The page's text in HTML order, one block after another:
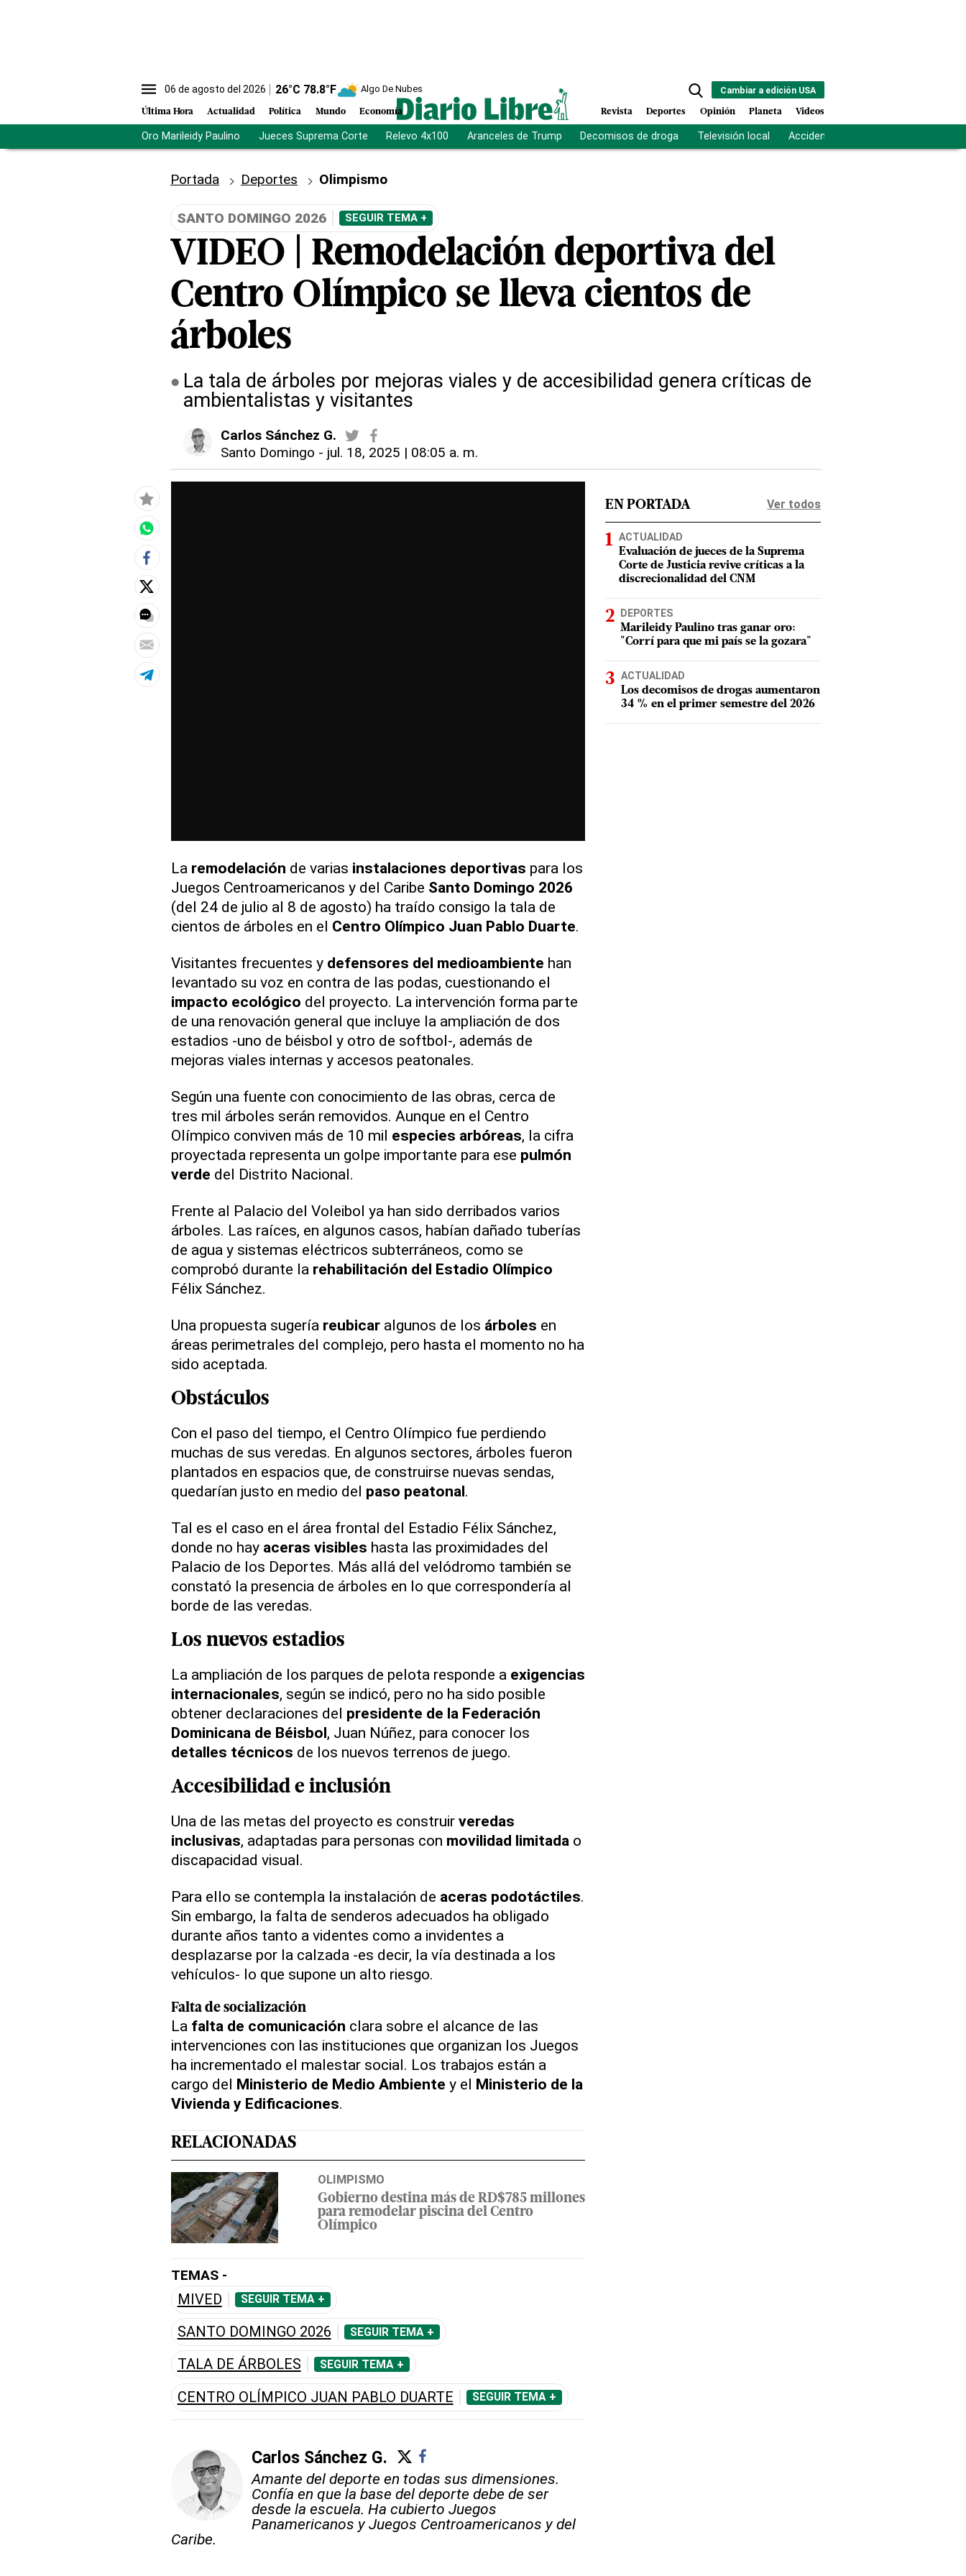
06 de agosto del 2026 26°C 78.8°F Algo De Nubes
Última Hora Actualidad Política Mundo Economía
Cambiar a edición USA
Revista Deportes Opinión Planeta Videos
Oro Marileidy Paulino Jueces Suprema Corte Relevo 4x100 Aranceles de Trump Decomisos de droga Televisión local Accidente Los Ríos
Portada Deportes Olimpismo
SANTO DOMINGO 2026 SEGUIR TEMA +
VIDEO | Remodelación deportiva del
Centro Olímpico se lleva cientos de
árboles
La tala de árboles por mejoras viales y de accesibilidad genera críticas de
ambientalistas y visitantes
Carlos Sánchez G.
Santo Domingo - jul. 18, 2025 | 08:05 a. m.
La remodelación de varias instalaciones deportivas para los
Juegos Centroamericanos y del Caribe Santo Domingo 2026
(del 24 de julio al 8 de agosto) ha traído consigo la tala de
cientos de árboles en el Centro Olímpico Juan Pablo Duarte.
Visitantes frecuentes y defensores del medioambiente han
levantado su voz en contra de las podas, cuestionando el
impacto ecológico del proyecto. La intervención forma parte
de una renovación general que incluye la ampliación de dos
estadios -uno de béisbol y otro de softbol-, además de
mejoras viales internas y accesos peatonales.
Según una fuente con conocimiento de las obras, cerca de
tres mil árboles serán removidos. Aunque en el Centro
Olímpico conviven más de 10 mil especies arbóreas, la cifra
proyectada representa un golpe importante para ese pulmón
verde del Distrito Nacional.
Frente al Palacio del Voleibol ya han sido derribados varios
árboles. Las raíces, en algunos casos, habían dañado tuberías
de agua y sistemas eléctricos subterráneos, como se
comprobó durante la rehabilitación del Estadio Olímpico
Félix Sánchez.
Una propuesta sugería reubicaralgunos de los árboles en
áreas perimetrales del complejo, pero hasta el momento no ha
sido aceptada.
Obstáculos
Con el paso del tiempo, el Centro Olímpico fue perdiendo
muchas de sus veredas. En algunos sectores, árboles fueron
plantados en espacios que, de construirse nuevas sendas,
quedarían justo en medio del paso peatonal.
Tal es el caso en el área frontal del Estadio Félix Sánchez,
donde no hay aceras visibles hasta las proximidades del
Palacio de los Deportes. Más allá del velódromo también se
constató la presencia de árboles en lo que correspondería al
borde de las veredas.
Los nuevos estadios
La ampliación de los parques de pelota responde a exigencias
internacionales, según se indicó, pero no ha sido posible
obtener declaraciones del presidente de la Federación
Dominicana de Béisbol, Juan Núñez, para conocer los
detalles técnicos de los nuevos terrenos de juego.
Accesibilidad e inclusión
Una de las metas del proyecto es construir veredas
inclusivas, adaptadas para personas con movilidad limitadao
discapacidad visual.
Para ello se contempla la instalación de aceras podotáctiles.
Sin embargo, la falta de senderos adecuados ha obligado
durante años tanto a videntes como a invidentes a
desplazarse por la calzada -es decir, la vía destinada a los
vehículos- lo que supone un alto riesgo.
Falta de socialización
La falta de comunicación clara sobre el alcance de las
intervenciones con las instituciones que organizan los Juegos
ha incrementado el malestar social. Los trabajos están a
cargo del Ministerio de Medio Ambiente y el Ministerio de la
Vivienda y Edificaciones.
RELACIONADAS
OLIMPISMO
Gobierno destina más de RD$785 millones
para remodelar piscina del Centro
Olímpico
TEMAS -
MIVED SEGUIR TEMA +
SANTO DOMINGO 2026 SEGUIR TEMA +
TALA DE ÁRBOLES SEGUIR TEMA +
CENTRO OLÍMPICO JUAN PABLO DUARTE SEGUIR TEMA +
Carlos Sánchez G.
Amante del deporte en todas sus dimensiones.
Confía en que la base del deporte debe de ser
desde la escuela. Ha cubierto Juegos
Panamericanos y Juegos Centroamericanos y del
Caribe.
EN PORTADA Ver todos
ACTUALIDAD
Evaluación de jueces de la Suprema
Corte de Justicia revive críticas a la
discrecionalidad del CNM
DEPORTES
Marileidy Paulino tras ganar oro:
"Corrí para que mi país se la gozara"
ACTUALIDAD
Los decomisos de drogas aumentaron
34 % en el primer semestre del 2026